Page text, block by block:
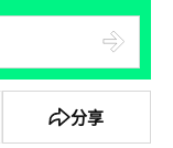
分享